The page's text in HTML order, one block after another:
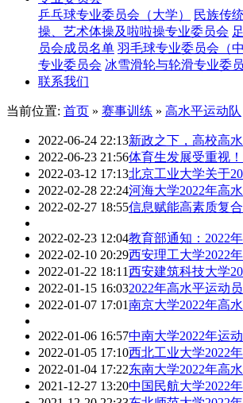
乒乓球专业委员会（大学）
民族传
操、艺术体操及啦啦操专业委员会
员会成员名单 羽毛球专业委员会（中
专业委员会 冰雪滑轮与轮滑专业委
联系我们
当前位置: 首页 » 赛事训练 » 高水平运动队
2022-06-24 22:13新政之下，高校高
2022-06-23 21:56体育生发展受重视
2022-03-12 17:13北京工业大学关于
2022-02-28 22:24河海大学2022年高
2022-02-27 18:55信息赋能高素质复
2022-02-23 12:04教育部通知：2022
2022-02-10 20:29西安理工大学2022
2022-01-22 18:11西安建筑科技大学
2022-01-15 16:032022年高水平运动
2022-01-07 17:01南京大学2022年高
2022-01-06 16:57中南大学2022年运
2022-01-05 17:10西北工业大学2022
2022-01-04 17:22东南大学2022年高
2021-12-27 13:20中国民航大学2022